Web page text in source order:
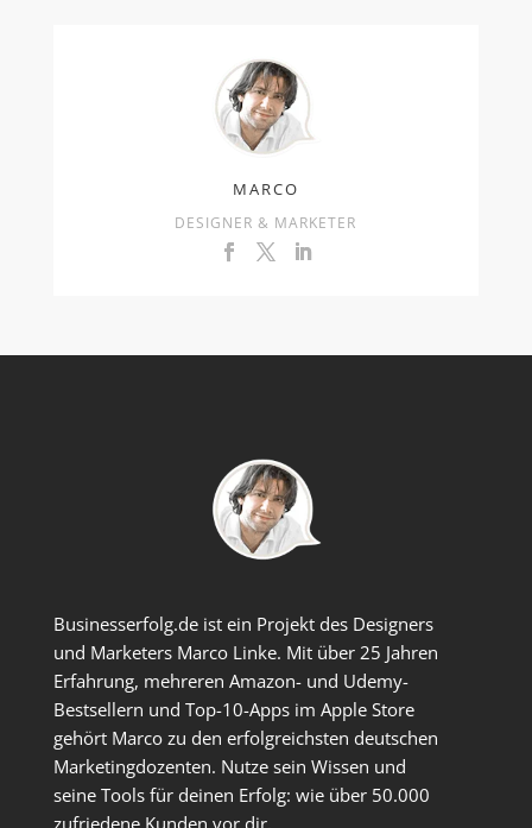
MARCO
DESIGNER & MARKETER
Businesserfolg.de ist ein Projekt des Designers
und Marketers Marco Linke. Mit über 25 Jahren
Erfahrung, mehreren Amazon- und Udemy-
Bestsellern und Top-10-Apps im Apple Store
gehört Marco zu den erfolgreichsten deutschen
Marketingdozenten. Nutze sein Wissen und
seine Tools für deinen Erfolg: wie über 50.000
zufriedene Kunden vor dir.